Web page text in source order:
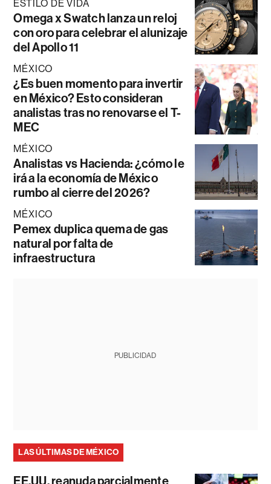
ESTILO DE VIDA
Omega x Swatch lanza un reloj
con oro para celebrar el alunizaje
del Apollo 11
MÉXICO
¿Es buen momento para invertir
en México? Esto consideran
analistas tras no renovarse el T-
MEC
MÉXICO
Analistas vs Hacienda: ¿cómo le
irá a la economía de México
rumbo al cierre del 2026?
MÉXICO
Pemex duplica quema de gas
natural por falta de
infraestructura
PUBLICIDAD
LAS ÚLTIMAS DE MÉXICO
EE.UU. reanuda parcialmente